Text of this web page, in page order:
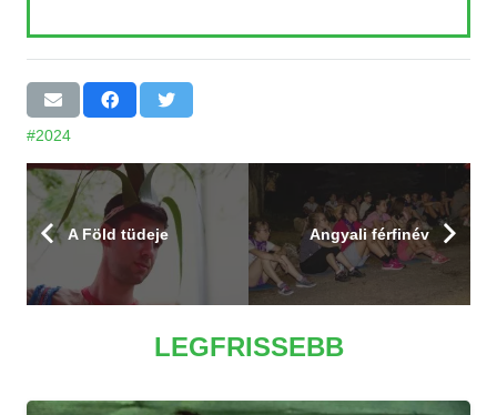
#2024
A Föld tüdeje Angyali férfinév
LEGFRISSEBB